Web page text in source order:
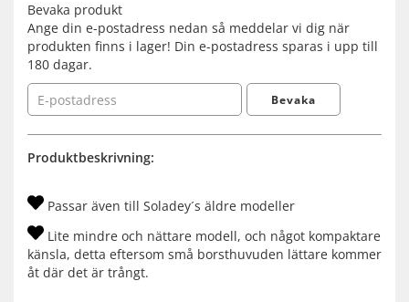
Bevaka produkt
Ange din e-postadress nedan så meddelar vi dig när
produkten finns i lager! Din e-postadress sparas i upp till
180 dagar.
Bevaka
Produktbeskrivning:
Passar även till Soladey´s äldre modeller
Lite mindre och nättare modell, och något kompaktare
känsla, detta eftersom små borsthuvuden lättare kommer
åt där det är trångt.